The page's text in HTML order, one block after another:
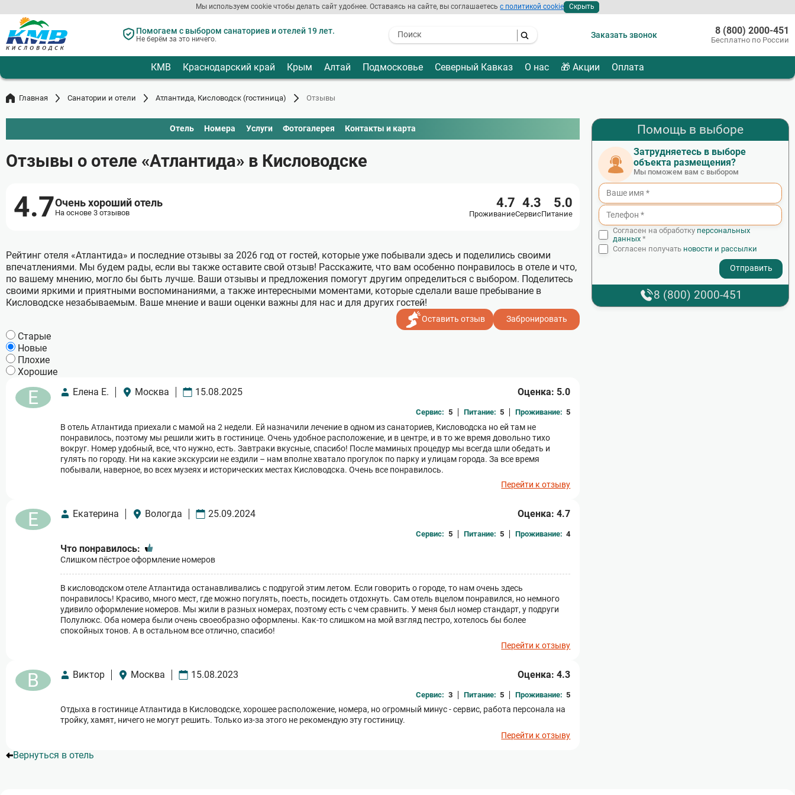
Мы используем cookie чтобы делать сайт удобнее. Оставаясь на сайте, вы соглашаетесьс политикой cookie Скрыть
Перейти
основному
содержанию
Помогаем с выбором санаториев и отелей 19 лет.
Не берём за это ничего.
- I agree to the processing of my
Заказать звонок 8 (800) 2000-451
Бесплатно по России
КМВ Краснодарский край Крым Алтай Подмосковье Северный Кавказ О нас 🎁 Акции Оплата
Главная Санатории и отели Атлантида, Кисловодск (гостиница) Отзывы
Отель Номера Услуги Фотогалерея Контакты и карта
Отзывы о отеле «Атлантида» в Кисловодске
4.7Очень хороший отель
На основе 3 отзывов
4.7
Проживание
4.3
Сервис
5.0
Питание
Рейтинг отеля «Атлантида» и последние отзывы за 2026 год от гостей, которые уже побывали здесь и поделились своими
впечатлениями. Мы будем рады, если вы также оставите свой отзыв! Расскажите, что вам особенно понравилось в отеле и что,
по вашему мнению, могло бы быть лучше. Ваши отзывы и предложения помогут другим определиться с выбором. Поделитесь
своими яркими и приятными воспоминаниями, а также интересными моментами, которые сделали ваше пребывание в
Кисловодске незабываемым. Ваше мнение и ваши оценки важны для нас и для других гостей!
Оставить отзыв Забронировать
Cтарые
Новые
Плохие
Хорошие
Е Елена Е. Москва 15.08.2025 Оценка: 5.0
Сервис: 5 Питание: 5 Проживание: 5
В отель Атлантида приехали с мамой на 2 недели. Ей назначили лечение в одном из санаториев, Кисловодска но ей там не
понравилось, поэтому мы решили жить в гостинице. Очень удобное расположение, и в центре, и в то же время довольно тихо
вокруг. Номер удобный, все, что нужно, есть. Завтраки вкусные, спасибо! После маминых процедур мы всегда шли обедать и
гулять по городу. Ни на какие экскурсии не ездили – нам вполне хватало прогулок по парку и улицам города. За все время
побывали, наверное, во всех музеях и исторических местах Кисловодска. Очень все понравилось.
Перейти к отзыву
Е Екатерина Вологда 25.09.2024 Оценка: 4.7
Сервис: 5 Питание: 5 Проживание: 4
Что понравилось:
Слишком пёстрое оформление номеров
В кисловодском отеле Атлантида останавливались с подругой этим летом. Если говорить о городе, то нам очень здесь
понравилось! Красиво, много мест, где можно погулять, поесть, посидеть отдохнуть. Сам отель вцелом понравился, но немного
удивило оформление номеров. Мы жили в разных номерах, поэтому есть с чем сравнить. У меня был номер стандарт, у подруги
Полулюкс. Оба номера были очень своеобразно оформлены. Как-то слишком на мой взгляд пестро, хотелось бы более
спокойных тонов. А в остальном все отлично, спасибо!
Перейти к отзыву
В Виктор Москва 15.08.2023 Оценка: 4.3
Сервис: 3 Питание: 5 Проживание: 5
Отдыха в гостинице Атлантида в Кисловодске, хорошее расположение, номера, но огромный минус - сервис, работа персонала на
тройку, хамят, ничего не могут решить. Только из-за этого не рекомендую эту гостиницу.
Перейти к отзыву
Вернуться в отель
Помощь в выборе
Затрудняетесь в выборе
объекта размещения?
Мы поможем вам с выбором
Согласен на обработку персональных
данных*
Согласен получать новости и рассылки
8 (800) 2000-451